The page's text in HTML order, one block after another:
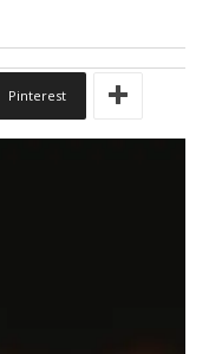
Pinterest